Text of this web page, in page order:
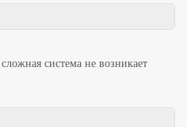
система не возникает